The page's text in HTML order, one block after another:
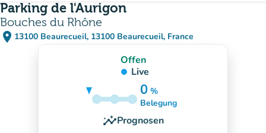
Parking de l'Aurigon
Bouches du Rhône
place 13100 Beaurecueil, 13100 Beaurecueil, France
(in Google Maps öffnen)
(new tab)
Offen
Live
0 %
5%
Belegung
insightsPrognosen